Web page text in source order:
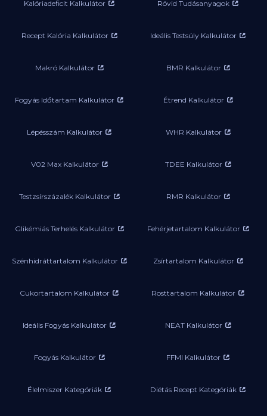
Kalóriadeficit Kalkulátor Rövid Tudásanyagok
Recept Kalória Kalkulátor Ideális Testsúly Kalkulátor
Makró Kalkulátor BMR Kalkulátor
Fogyás Időtartam Kalkulátor Étrend Kalkulátor
Lépésszám Kalkulátor WHR Kalkulátor
V02 Max Kalkulátor TDEE Kalkulátor
Testzsírszázalék Kalkulátor RMR Kalkulátor
Glikémiás Terhelés Kalkulátor Fehérjetartalom Kalkulátor
Szénhidráttartalom Kalkulátor Zsírtartalom Kalkulátor
Cukortartalom Kalkulátor Rosttartalom Kalkulátor
Ideális Fogyás Kalkulátor NEAT Kalkulátor
Fogyás Kalkulátor FFMI Kalkulátor
Élelmiszer Kategóriák Diétás Recept Kategóriák